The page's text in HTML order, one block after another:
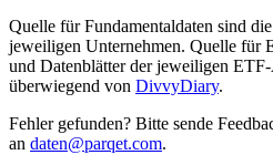
Quelle für Fundamentaldaten sind
jeweiligen Unternehmen. Quelle für
und Datenblätter der jeweiligen
überwiegend von DivvyDiary.
Fehler gefunden? Bitte sende
an daten@parqet.com.